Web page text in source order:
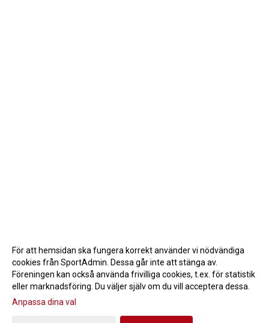
Gå till Webbversion
För att hemsidan ska fungera korrekt använder vi nödvändiga
cookies från SportAdmin. Dessa går inte att stänga av.
Föreningen kan också använda frivilliga cookies, t.ex. för statistik
eller marknadsföring. Du väljer själv om du vill acceptera dessa.
Anpassa dina val